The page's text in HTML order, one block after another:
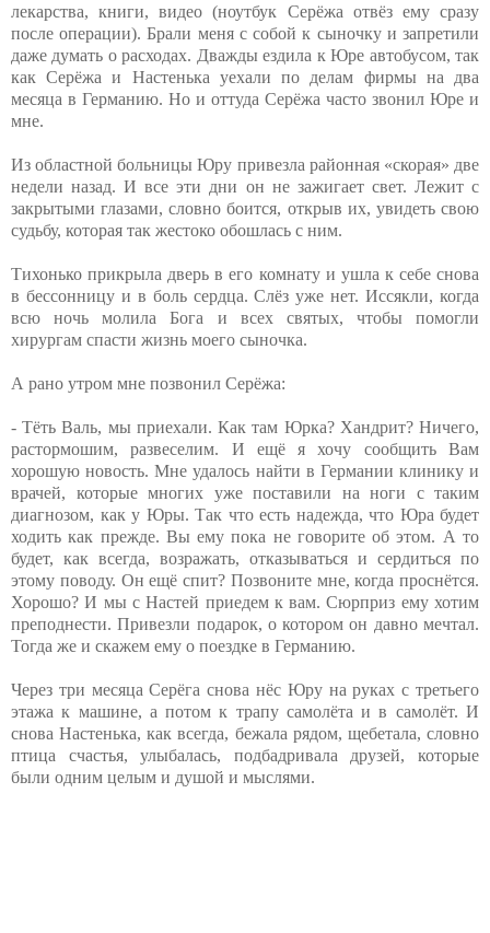
лекарства, книги, видео (ноутбук Серёжа отвёз ему сразу
после операции). Брали меня с собой к сыночку и запретили
даже думать о расходах. Дважды ездила к Юре автобусом, так
как Серёжа и Настенька уехали по делам фирмы на два
месяца в Германию. Но и оттуда Серёжа часто звонил Юре и
мне.
Из областной больницы Юру привезла районная «скорая» две
недели назад. И все эти дни он не зажигает свет. Лежит с
закрытыми глазами, словно боится, открыв их, увидеть свою
судьбу, которая так жестоко обошлась с ним.
Тихонько прикрыла дверь в его комнату и ушла к себе снова
в бессонницу и в боль сердца. Слёз уже нет. Иссякли, когда
всю ночь молила Бога и всех святых, чтобы помогли
хирургам спасти жизнь моего сыночка.
А рано утром мне позвонил Серёжа:
- Тёть Валь, мы приехали. Как там Юрка? Хандрит? Ничего,
растормошим, развеселим. И ещё я хочу сообщить Вам
хорошую новость. Мне удалось найти в Германии клинику и
врачей, которые многих уже поставили на ноги с таким
диагнозом, как у Юры. Так что есть надежда, что Юра будет
ходить как прежде. Вы ему пока не говорите об этом. А то
будет, как всегда, возражать, отказываться и сердиться по
этому поводу. Он ещё спит? Позвоните мне, когда проснётся.
Хорошо? И мы с Настей приедем к вам. Сюрприз ему хотим
преподнести. Привезли подарок, о котором он давно мечтал.
Тогда же и скажем ему о поездке в Германию.
Через три месяца Серёга снова нёс Юру на руках с третьего
этажа к машине, а потом к трапу самолёта и в самолёт. И
снова Настенька, как всегда, бежала рядом, щебетала, словно
птица счастья, улыбалась, подбадривала друзей, которые
были одним целым и душой и мыслями.